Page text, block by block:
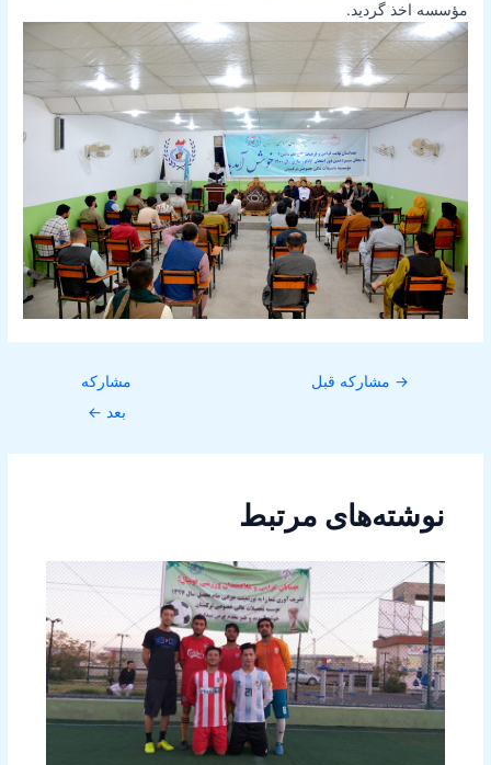
مؤسسه اخذ گردید.
→ مشارکه قبل
مشارکه
بعد ←
نوشته‌های مرتبط